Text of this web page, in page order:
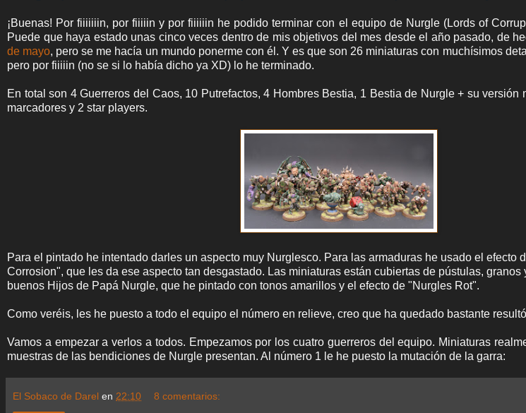
¡Buenas! Por fiiiiiiin, por fiiiiin y por fiiiiiin he podido terminar con el equipo de Nurgle (Lords of
Puede que haya estado unas cinco veces dentro de mis objetivos del mes desde el año pasado, de
de mayo, pero se me hacía un mundo ponerme con él. Y es que son 26 miniaturas con muchísimos
pero por fiiiiin (no se si lo había dicho ya XD) lo he terminado.
En total son 4 Guerreros del Caos, 10 Putrefactos, 4 Hombres Bestia, 1 Bestia de Nurgle + su versión
marcadores y 2 star players.
Para el pintado he intentado darles un aspecto muy Nurglesco. Para las armaduras he usado el efecto
Corrosion", que les da ese aspecto tan desgastado. Las miniaturas están cubiertas de pústulas, granos
buenos Hijos de Papá Nurgle, que he pintado con tonos amarillos y el efecto de "Nurgles Rot".
Como veréis, les he puesto a todo el equipo el número en relieve, creo que ha quedado bastante
Vamos a empezar a verlos a todos. Empezamos por los cuatro guerreros del equipo. Miniaturas
muestras de las bendiciones de Nurgle presentan. Al número 1 le he puesto la mutación de la garra:
El Sobaco de Darel en 22:10 8 comentarios: